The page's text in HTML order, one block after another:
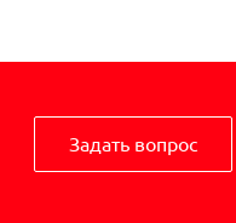
Задать вопрос